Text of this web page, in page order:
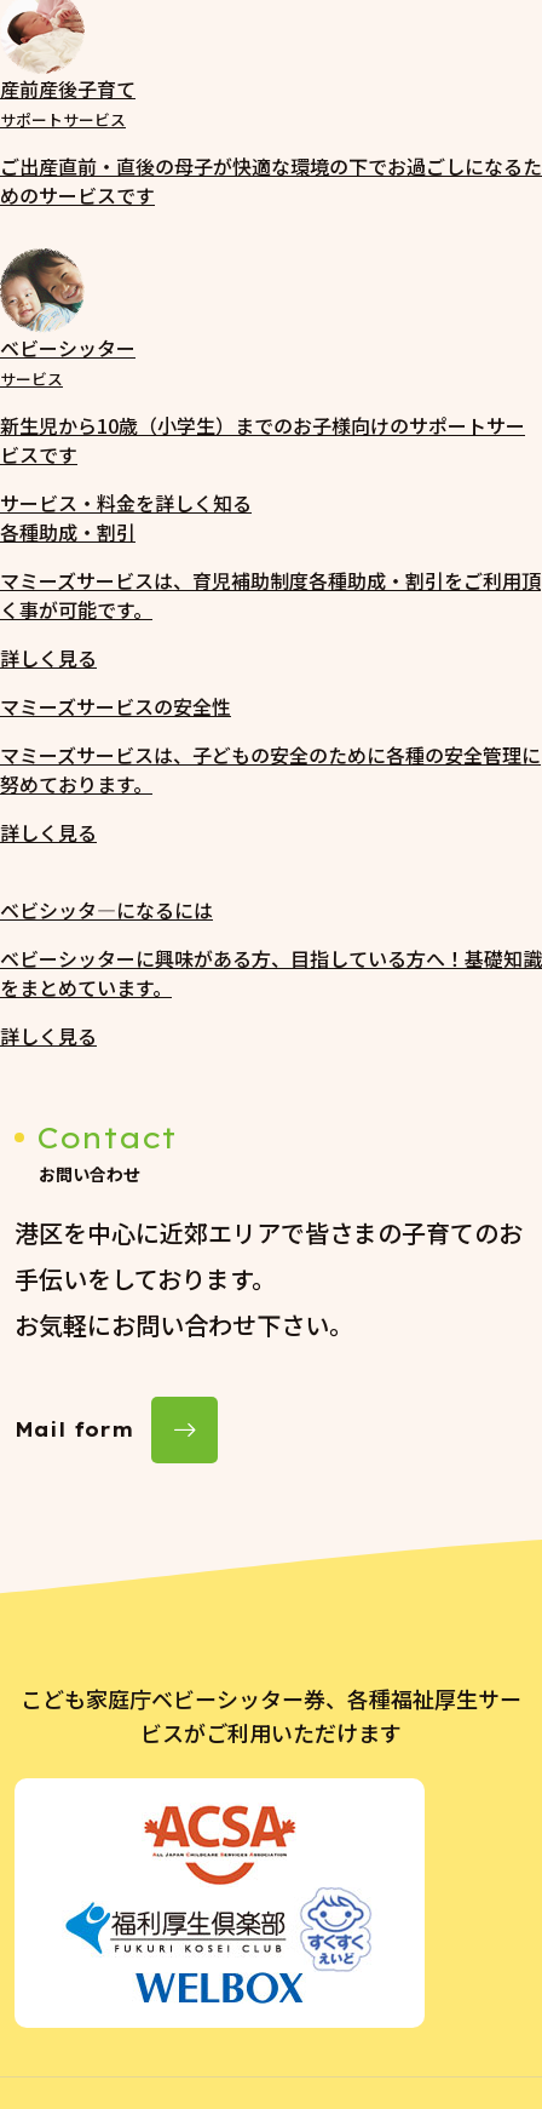
産前産後子育て
サポートサービス
ご出産直前・直後の母子が快適な環境の下でお過ごしになるた
めのサービスです
ベビーシッター
サービス
新生児から10歳（小学生）までのお子様向けのサポートサー
ビスです
サービス・料金を詳しく知る
各種助成・割引
マミーズサービスは、育児補助制度各種助成・割引をご利用頂
く事が可能です。
詳しく見る
マミーズサービスの安全性
マミーズサービスは、子どもの安全のために各種の安全管理に
努めております。
詳しく見る
ベビシッタ―になるには
ベビーシッターに興味がある方、目指している方へ！基礎知識
をまとめています。
詳しく見る
Contact
お問い合わせ
港区を中心に近郊エリアで皆さまの子育てのお
手伝いをしております。
お気軽にお問い合わせ下さい。
Mail form
こども家庭庁ベビーシッター券、各種福祉厚生サー
ビスがご利用いただけます